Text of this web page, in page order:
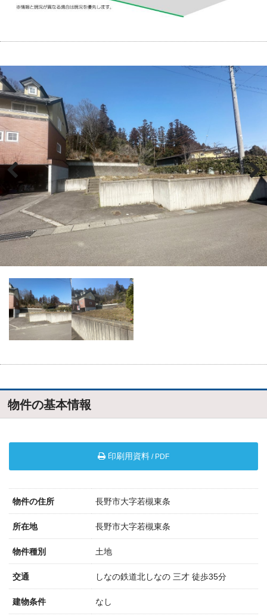
物件の基本情報
印刷用資料 / PDF
物件の住所 長野市大字若槻東条
所在地 長野市大字若槻東条
物件種別 土地
交通 しなの鉄道北しなの 三才 徒歩35分
建物条件 なし